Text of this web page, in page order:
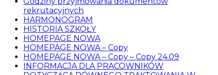
rekrutacyjnych
HARMONOGRAM
HISTORIA SZKOŁY
HOMEPAGE NOWA
HOMEPAGE NOWA – Copy
HOMEPAGE NOWA – Copy – Copy 24.09
INFORMACJA DLA PRACOWNIKÓW